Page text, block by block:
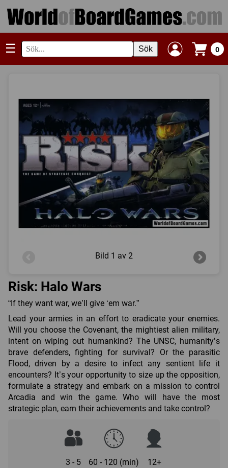
☰ Sök 0
Bild 1 av 2
Risk: Halo Wars
“If they want war, we’ll give ‘em war.”
Lead your armies in an effort to eradicate your enemies.
Will you choose the Covenant, the mightiest alien military,
intent on wiping out humankind? The UNSC, humanity’s
brave defenders, fighting for survival? Or the parasitic
Flood, driven by a desire to infect any sentient life it
encounters? It’s your opportunity to size up the opposition,
formulate a strategy and embark on a mission to control
Arcadia and win the game. Who will have the most
strategic plan, earn their achievements and take control?
3 - 5 60 - 120 (min) 12+